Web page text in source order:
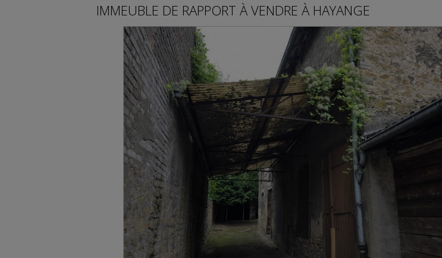
IMMEUBLE DE RAPPORT À VENDRE À HAYANGE